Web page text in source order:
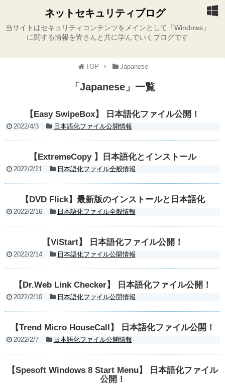
ネットセキュリティブログ
当サイトはセキュリティコンテンツをメインとして「Windows」
に関する情報を皆さんと共に学んでいくブログです
TOP Japanese
「 Japanese 」 一覧
【Easy SwipeBox】 日本語化ファイル公開！
2022/4/3 日本語化ファイル公開情報
【ExtremeCopy 】日本語化とインストール
2022/2/21 日本語化ファイル全般情報
【DVD Flick】最新版のインストールと日本語化
2022/2/16 日本語化ファイル全般情報
【ViStart】 日本語化ファイル公開！
2022/2/14 日本語化ファイル公開情報
【Dr.Web Link Checker】 日本語化ファイル公開！
2022/2/10 日本語化ファイル公開情報
【Trend Micro HouseCall】 日本語化ファイル公開！
2022/2/7 日本語化ファイル公開情報
【Spesoft Windows 8 Start Menu】 日本語化ファイル
公開！